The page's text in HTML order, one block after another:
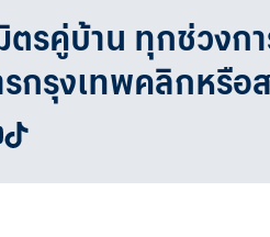
รคู่บ้าน ทุกช่วงกา
กรุงเทพคลิกหรือ